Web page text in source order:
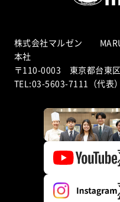
株式会社マルゼン
本社
〒110-0003 東京都台東
TEL:03-5603-7111（代表）